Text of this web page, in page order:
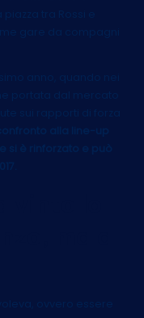
tra Rossi e
gare da compagni
anno, quando nei
portata dal mercato
sui rapporti di forza
alla line-up
si è rinforzato e può
ovvero essere